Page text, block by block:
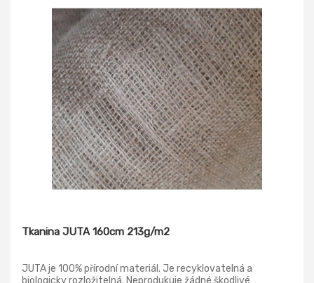
Tkanina JUTA 160cm 213g/m2
JUTA je 100% přírodní materiál. Je recyklovatelná a